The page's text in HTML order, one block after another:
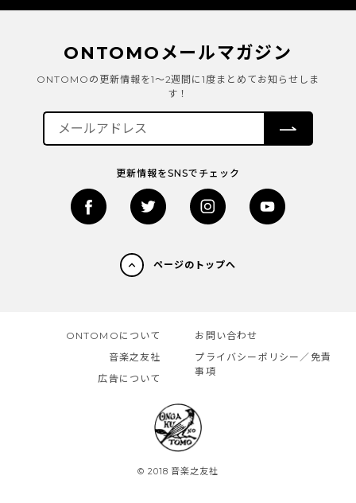
ONTOMOメールマガジン
ONTOMOの更新情報を1～2週間に1度まとめてお知らせしま
す！
更新情報をSNSでチェック
ページのトップへ
ONTOMOについて
音楽之友社
広告について
お問い合わせ
プライバシーポリシー／免責
事項
© 2018 音楽之友社